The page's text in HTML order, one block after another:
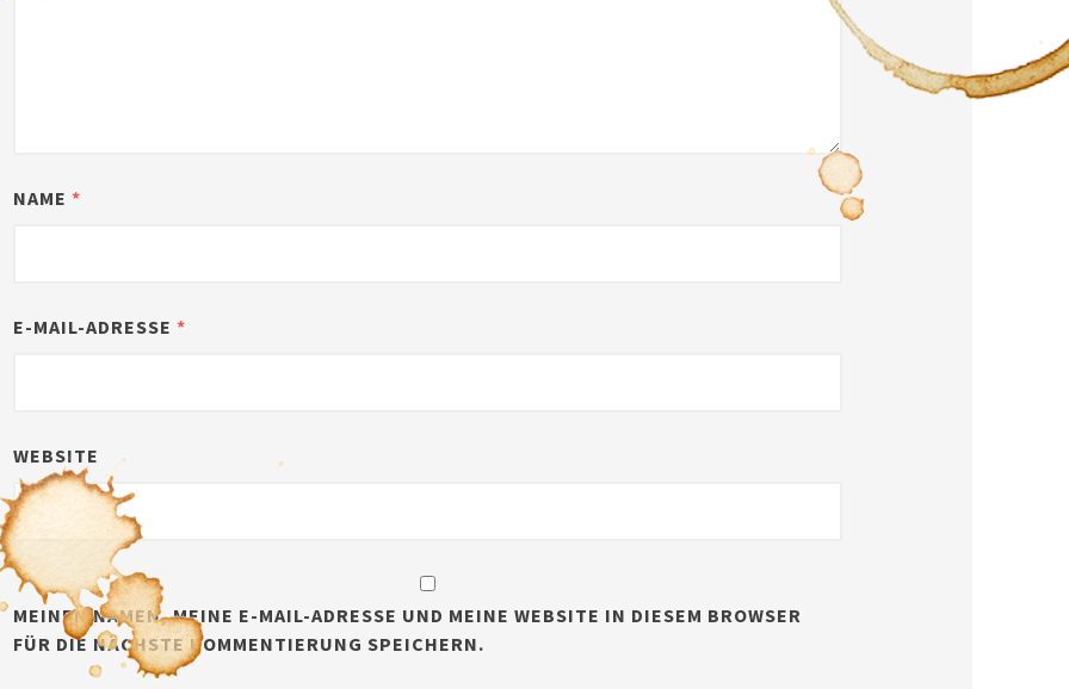
NAME*
E-MAIL-ADRESSE*
WEBSITE
MEINEN NAMEN, MEINE E-MAIL-ADRESSE UND MEINE WEBSITE IN DIESEM BROWSER
FÜR DIE NÄCHSTE KOMMENTIERUNG SPEICHERN.